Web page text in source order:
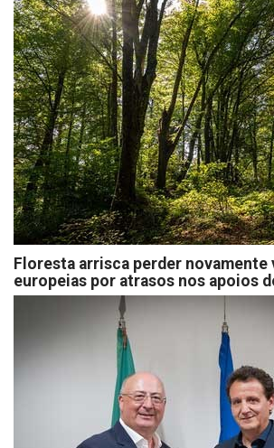
Floresta arrisca perder novamente
europeias por atrasos nos apoios